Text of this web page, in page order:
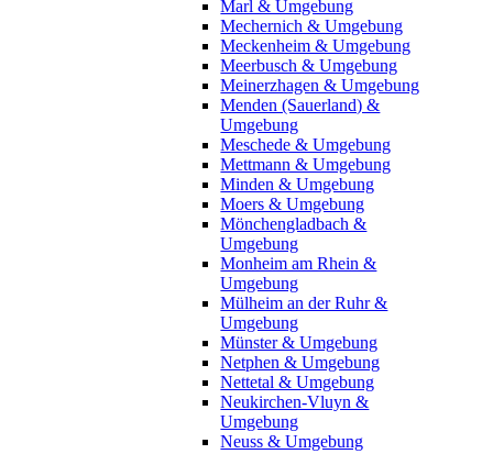
Marl & Umgebung
Mechernich & Umgebung
Meckenheim & Umgebung
Meerbusch & Umgebung
Meinerzhagen & Umgebung
Menden (Sauerland) &
Umgebung
Meschede & Umgebung
Mettmann & Umgebung
Minden & Umgebung
Moers & Umgebung
Mönchengladbach &
Umgebung
Monheim am Rhein &
Umgebung
Mülheim an der Ruhr &
Umgebung
Münster & Umgebung
Netphen & Umgebung
Nettetal & Umgebung
Neukirchen-Vluyn &
Umgebung
Neuss & Umgebung